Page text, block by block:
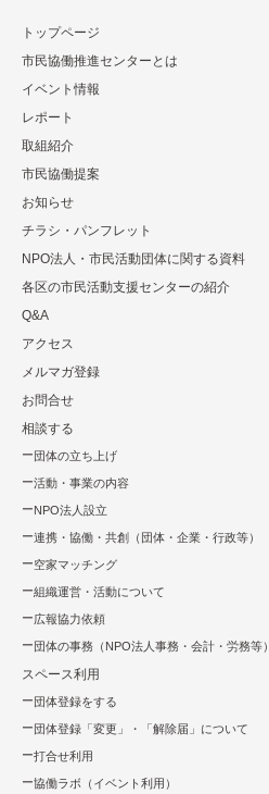
トップページ
市民協働推進センターとは
イベント情報
レポート
取組紹介
市⺠協働提案
お知らせ
チラシ・パンフレット
NPO法⼈・市⺠活動団体に関する資料
各区の市⺠活動⽀援センターの紹介
Q&A
アクセス
メルマガ登録
お問合せ
相談する
団体の立ち上げ
活動・事業の内容
NPO法⼈設⽴
連携・協働・共創（団体・企業・⾏政等）
空家マッチング
組織運営・活動について
広報協⼒依頼
団体の事務（NPO法人事務・会計・労務等）
スペース利用
団体登録をする
団体登録「変更」・「解除届」について
打合せ利用
協働ラボ（イベント利⽤）